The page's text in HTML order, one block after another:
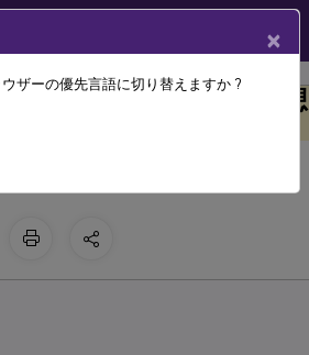
システムセンター 仮想
ー への接続
×
ザーの優先言語に切り替えますか ?